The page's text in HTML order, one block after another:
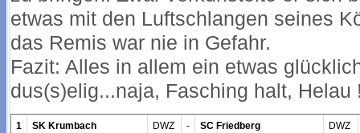
etwas mit den Luftschlangen seines
das Remis war nie in Gefahr.
Fazit: Alles in allem ein etwas
dus(s)elig...naja, Fasching halt, Helau
1 SK Krumbach DWZ - SC Friedberg DWZ